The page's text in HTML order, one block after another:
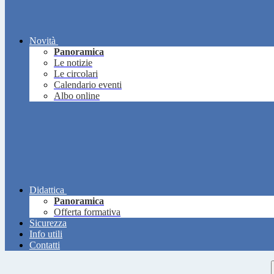
Novità
Panoramica
Le notizie
Le circolari
Calendario eventi
Albo online
Didattica
Panoramica
Offerta formativa
Sicurezza
Info utili
Contatti